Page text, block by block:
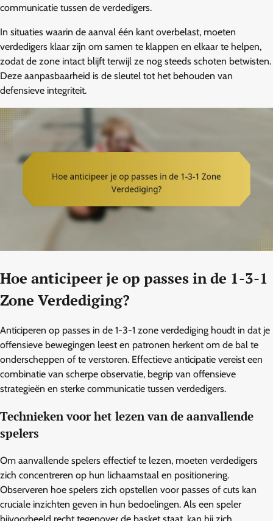
communicatie tussen de verdedigers.
In situaties waarin de aanval één kant overbelast, moeten
verdedigers klaar zijn om samen te klappen en elkaar te helpen,
zodat de zone intact blijft terwijl ze nog steeds schoten betwisten.
Deze aanpasbaarheid is de sleutel tot het behouden van
defensieve integriteit.
Hoe anticipeer je op passes in de 1-3-1
Zone Verdediging?
Anticiperen op passes in de 1-3-1 zone verdediging houdt in dat je
offensieve bewegingen leest en patronen herkent om de bal te
onderscheppen of te verstoren. Effectieve anticipatie vereist een
combinatie van scherpe observatie, begrip van offensieve
strategieën en sterke communicatie tussen verdedigers.
Technieken voor het lezen van de aanvallende
spelers
Om aanvallende spelers effectief te lezen, moeten verdedigers
zich concentreren op hun lichaamstaal en positionering.
Observeren hoe spelers zich opstellen voor passes of cuts kan
cruciale inzichten geven in hun bedoelingen. Als een speler
bijvoorbeeld recht tegenover de basket staat, kan hij zich